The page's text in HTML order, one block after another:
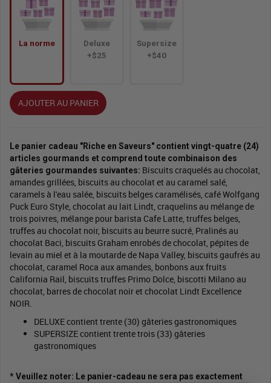
La norme
Deluxe
+$25
Supersize
+$40
AJOUTER AU PANIER
Le panier cadeau "Riche en Saveurs" contient vingt-quatre (24)
articles gourmands et comprend toute combinaison des
gâteries gourmandes suivantes: Biscuits craquelés au chocolat,
amandes grillées, biscuits au chocolat et au caramel salé,
caramels à l'eau salée, biscuits belges caramélisés, café Wolfgang
Puck Euro Style, chocolat au lait Lindt, craquelins au mélange de
trois poivres, mélange pour barista Cafe Latte, truffes belges,
truffes au chocolat noir, biscuits au beurre sucré, Pralinés au
chocolat Baci, biscuits Graham enrobés de chocolat, pépites de
levain au miel et à la moutarde de Napa Valley, biscuits gaufrés au
chocolat, caramel Roca aux amandes, bonbons aux fruits
California Rail, biscuits truffes Primo Dolce, biscotti Milano au
chocolat, barres de chocolat noir et chocolat Lindt Excellence
NOIR.
DELUXE contient trente (30) gâteries gastronomiques
SUPERSIZE contient trente trois (33) gâteries
gastronomiques
* Veuillez noter: Le panier-cadeau ne sera pas exactement